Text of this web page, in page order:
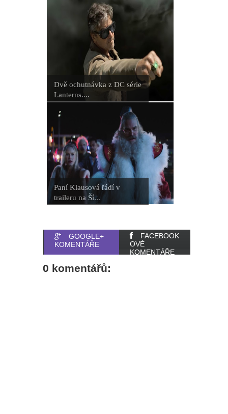
Dvě ochutnávka z DC série
Lanterns....
Paní Klausová řádí v
traileru na Ší...
GOOGLE+
KOMENTÁŘE
FACEBOOK
OVÉ
KOMENTÁŘE
0 komentářů: